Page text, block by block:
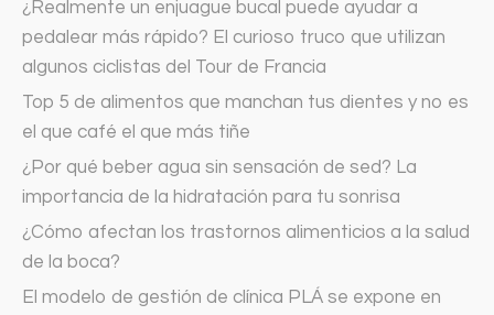
¿Realmente un enjuague bucal puede ayudar a
pedalear más rápido? El curioso truco que utilizan
algunos ciclistas del Tour de Francia
Top 5 de alimentos que manchan tus dientes y no es
el que café el que más tiñe
¿Por qué beber agua sin sensación de sed? La
importancia de la hidratación para tu sonrisa
¿Cómo afectan los trastornos alimenticios a la salud
de la boca?
El modelo de gestión de clínica PLÁ se expone en